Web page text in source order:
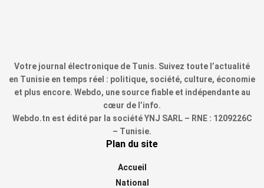
Votre journal électronique de Tunis. Suivez toute l’actualité
en Tunisie en temps réel : politique, société, culture, économie
et plus encore. Webdo, une source fiable et indépendante au
cœur de l’info.
Webdo.tn est édité par la société YNJ SARL – RNE : 1209226C
– Tunisie.
Plan du site
Accueil
National